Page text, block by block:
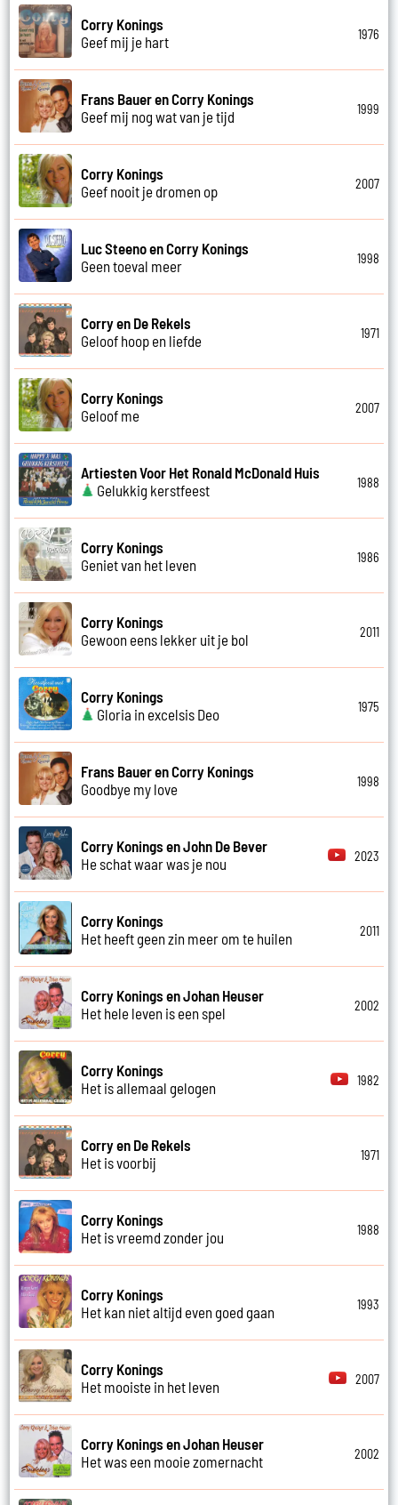
Corry Konings
Geef mij je hart
1976
Frans Bauer en Corry Konings
Geef mij nog wat van je tijd
1999
Corry Konings
Geef nooit je dromen op
2007
Luc Steeno en Corry Konings
Geen toeval meer
1998
Corry en De Rekels
Geloof hoop en liefde
1971
Corry Konings
Geloof me
2007
Artiesten Voor Het Ronald McDonald Huis
Gelukkig kerstfeest
1988
Corry Konings
Geniet van het leven
1986
Corry Konings
Gewoon eens lekker uit je bol
2011
Corry Konings
Gloria in excelsis Deo
1975
Frans Bauer en Corry Konings
Goodbye my love
1998
Corry Konings en John De Bever
He schat waar was je nou
2023
Corry Konings
Het heeft geen zin meer om te huilen
2011
Corry Konings en Johan Heuser
Het hele leven is een spel
2002
Corry Konings
Het is allemaal gelogen
1982
Corry en De Rekels
Het is voorbij
1971
Corry Konings
Het is vreemd zonder jou
1988
Corry Konings
Het kan niet altijd even goed gaan
1993
Corry Konings
Het mooiste in het leven
2007
Corry Konings en Johan Heuser
Het was een mooie zomernacht
2002